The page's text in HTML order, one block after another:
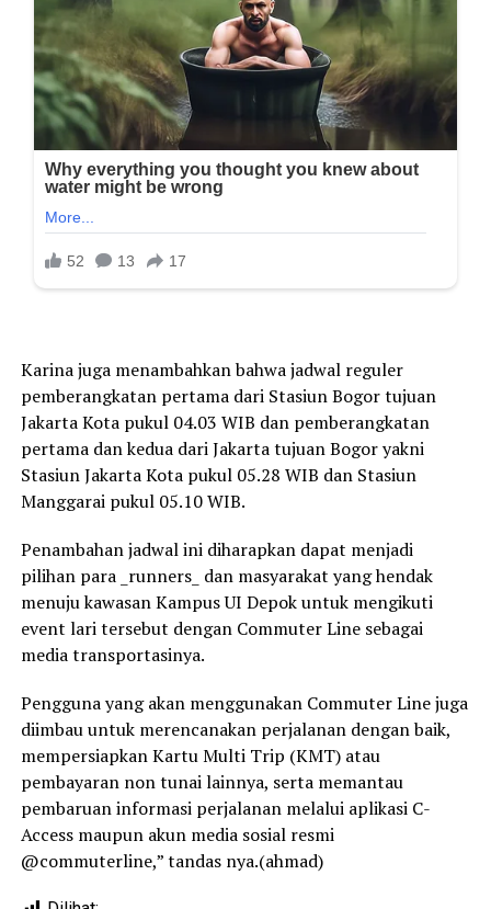
Karina juga menambahkan bahwa jadwal reguler
pemberangkatan pertama dari Stasiun Bogor tujuan
Jakarta Kota pukul 04.03 WIB dan pemberangkatan
pertama dan kedua dari Jakarta tujuan Bogor yakni
Stasiun Jakarta Kota pukul 05.28 WIB dan Stasiun
Manggarai pukul 05.10 WIB.
Penambahan jadwal ini diharapkan dapat menjadi
pilihan para _runners_ dan masyarakat yang hendak
menuju kawasan Kampus UI Depok untuk mengikuti
event lari tersebut dengan Commuter Line sebagai
media transportasinya.
Pengguna yang akan menggunakan Commuter Line juga
diimbau untuk merencanakan perjalanan dengan baik,
mempersiapkan Kartu Multi Trip (KMT) atau
pembayaran non tunai lainnya, serta memantau
pembaruan informasi perjalanan melalui aplikasi C-
Access maupun akun media sosial resmi
@commuterline,” tandas nya.(ahmad)